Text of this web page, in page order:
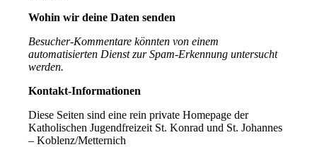
Wohin wir deine Daten senden
Besucher-Kommentare könnten von einem
automatisierten Dienst zur Spam-Erkennung untersucht
werden.
Kontakt-Informationen
Diese Seiten sind eine rein private Homepage der
Katholischen Jugendfreizeit St. Konrad und St. Johannes
– Koblenz/Metternich